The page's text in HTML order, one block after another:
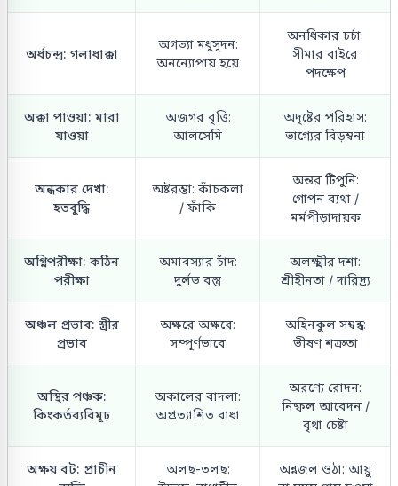
অর্ধচন্দ্র: গলাধাক্কা
অগত্যা মধুসূদন:
অনন্যোপায় হয়ে
অনধিকার চর্চা:
সীমার বাইরে
পদক্ষেপ
অক্কা পাওয়া: মারা
যাওয়া
অজগর বৃত্তি:
আলসেমি
অদৃষ্টের পরিহাস:
ভাগ্যের বিড়ম্বনা
অন্ধকার দেখা:
হতবুদ্ধি
অষ্টরম্ভা: কাঁচকলা
/ ফাঁকি
অন্তর টিপুনি:
গোপন ব্যথা /
মর্মপীড়াদায়ক
অগ্নিপরীক্ষা: কঠিন
পরীক্ষা
অমাবস্যার চাঁদ:
দুর্লভ বস্তু
অলক্ষ্মীর দশা:
শ্রীহীনতা / দারিদ্র্য
অঞ্চল প্রভাব: স্ত্রীর
প্রভাব
অক্ষরে অক্ষরে:
সম্পূর্ণভাবে
অহিনকুল সম্বন্ধ:
ভীষণ শত্রুতা
অস্থির পঞ্চক:
কিংকর্তব্যবিমূঢ়
অকালের বাদলা:
অপ্রত্যাশিত বাধা
অরণ্যে রোদন:
নিষ্ফল আবেদন /
বৃথা চেষ্টা
অক্ষয় বট: প্রাচীন
অলছ-তলছ:
অন্নজল ওঠা: আয়ু